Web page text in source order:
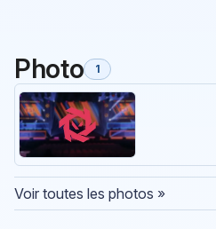
Photo 1
Voir toutes les photos »